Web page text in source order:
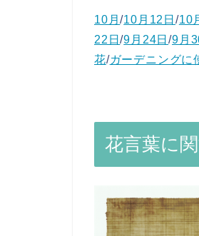
10月/10月12日/10
22日/9月24日/9月
花/ガーデニングに
花言葉に